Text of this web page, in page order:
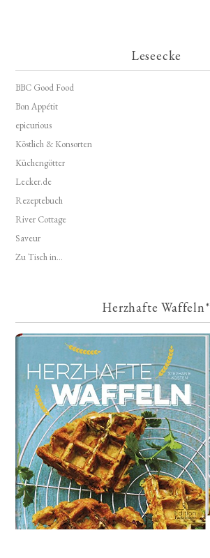
Leseecke
BBC Good Food
Bon Appétit
epicurious
Köstlich & Konsorten
Küchengötter
Lecker.de
Rezeptebuch
River Cottage
Saveur
Zu Tisch in...
Herzhafte Waffeln*